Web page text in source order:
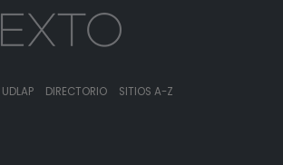
UDLAP DIRECTORIO SITIOS A-Z